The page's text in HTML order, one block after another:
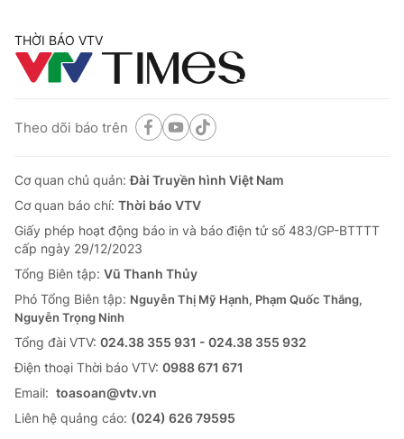
THỜI BÁO VTV
Theo dõi báo trên
Cơ quan chủ quản:Đài Truyền hình Việt Nam
Cơ quan báo chí: Thời báo VTV
Giấy phép hoạt động báo in và báo điện tử số 483/GP-BTTTT
cấp ngày 29/12/2023
Tổng Biên tập: Vũ Thanh Thủy
Phó Tổng Biên tập: Nguyễn Thị Mỹ Hạnh, Phạm Quốc Thắng,
Nguyễn Trọng Ninh
Tổng đài VTV: 024.38 355 931 - 024.38 355 932
Ðiện thoại Thời báo VTV: 0988 671 671
Email: toasoan@vtv.vn
Liên hệ quảng cáo: (024) 626 79595